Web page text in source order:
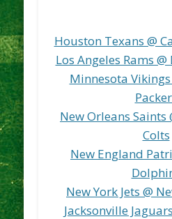
Houston Texans @
Los Angeles Rams
Minnesota Vikings
New Orleans
Colts
New England
New York Jets @
Jacksonville